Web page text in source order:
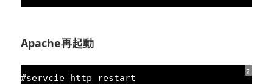
Apache再起動
?
#servcie http restart